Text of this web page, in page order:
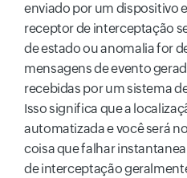
enviado por um dispositivo
receptor de interceptação
de estado ou anomalia for
mensagens de evento
recebidas por um sistema
Isso significa que a
automatizada e você será
coisa que falhar
de interceptação